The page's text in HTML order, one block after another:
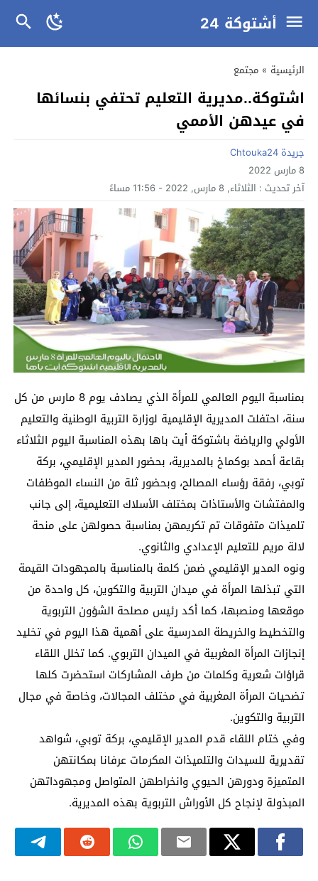
أشتوكة 24
الرئيسية » مجتمع
اشتوكة..مديرية التعليم تحتفي بنسائها
في عيدهن الأممي
جريدة Chtouka24
8 مارس 2022
آخر تحديث : الثلاثاء, 8 مارس, 2022 - 11:56 مساءً
بمناسبة اليوم العالمي للمرأة الذي يصادف يوم 8 مارس من كل
سنة، احتفلت المديرية الإقليمية لوزارة التربية الوطنية والتعليم
الأولي والرياضة باشتوكة أيت باها بهذه المناسبة اليوم الثلاثاء
بقاعة أحمد بوكماخ بالمديرية، بحضور المدير الإقليمي، بركة
توبي، رفقة رؤساء المصالح، وبحضور ثلة من النساء الموظفات
والمفتشات والأستاذات بمختلف الأسلاك التعليمية، إلى جانب
تلميذات متفوقات تم تكريمهن بمناسبة حصولهن على منحة
لالة مريم للتعليم الإعدادي والثانوي.
ونوه المدير الإقليمي ضمن كلمة بالمناسبة بالمجهودات القيمة
التي تبذلها المرأة في ميدان التربية والتكوين، كل واحدة من
موقعها ومنصبها، كما أكد رئيس مصلحة الشؤون التربوية
والتخطيط والخريطة المدرسية على أهمية هذا اليوم في تخليد
إنجازات المرأة المغربية في الميدان التربوي. كما تخلل اللقاء
قراؤات شعرية وكلمات من طرف المشاركات استحضرت كلها
تضحيات المرأة المغربية في مختلف المجالات، وخاصة في مجال
التربية والتكوين.
وفي ختام اللقاء قدم المدير الإقليمي، بركة توبي، شواهد
تقديرية للسيدات والتلميذات المكرمات عرفانا بمكانتهن
المتميزة ودورهن الحيوي وانخراطهن المتواصل ومجهوداتهن
المبذولة لإنجاح كل الأوراش التربوية بهذه المديرية.